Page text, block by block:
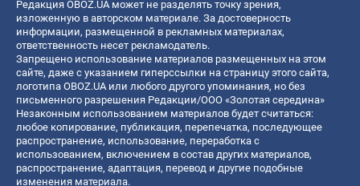
Редакция OBOZ.UA может не разделять точку зрения,
изложенную в авторском материале. За достоверность
информации, размещенной в рекламных материалах,
ответственность несет рекламодатель.
Запрещено использование материалов размещенных на этом
сайте, даже с указанием гиперссылки на страницу этого сайта,
логотипа OBOZ.UA или любого другого упоминания, но без
письменного разрешения Редакции/ООО «Золотая середина»
Незаконным использованием материалов будет считаться:
любое копирование, публикация, перепечатка, последующее
распространение, использование, переработка с
использованием, включением в состав других материалов,
распространение, адаптация, перевод и другие подобные
изменения материала.